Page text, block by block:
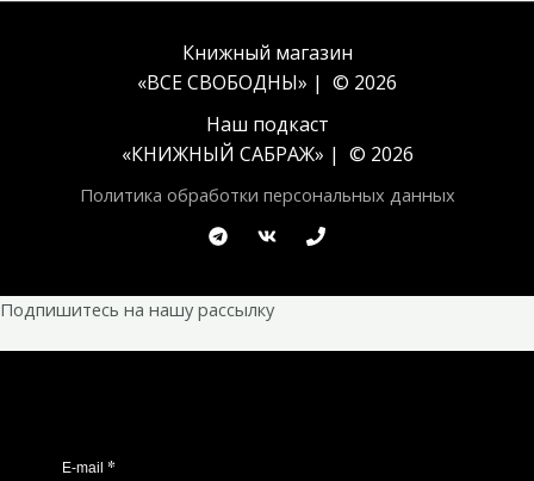
Книжный магазин
«ВСЕ СВОБОДНЫ» | © 2026
Наш подкаст
«КНИЖНЫЙ САБРАЖ» | © 2026
Политика обработки персональных данных
Подпишитесь на нашу рассылку
E-mail *